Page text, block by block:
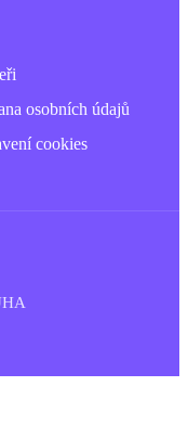
osobních údajů
cookies